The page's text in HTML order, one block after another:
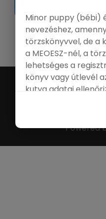
| Ügyfélszolgálat |
© Online Nevezés
Powered
Minor puppy (bébi)
nevezéshez,
törzskönyvvel, de a
a MEOESZ-nél, a
lehetséges a
könyv vagy útlevél
kutya adatai
nevezési felületen